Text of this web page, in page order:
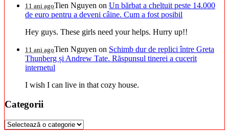
11 ani agoTien Nguyen on Un bărbat a cheltuit peste 14.000
de euro pentru a deveni câine. Cum a fost posibil
Hey guys. These girls need your helps. Hurry up!!
11 ani agoTien Nguyen on Schimb dur de replici între Greta
Thunberg și Andrew Tate. Răspunsul tinerei a cucerit
internetul
I wish I can live in that cozy house.
Categorii
Categorii